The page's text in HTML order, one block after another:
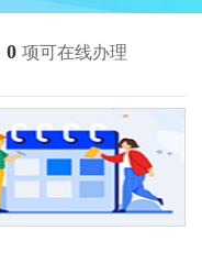
0 项可在线办理